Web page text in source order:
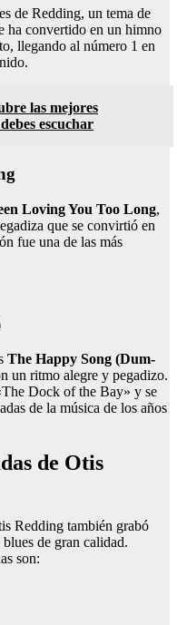
de Redding, un tema de
ha convertido en un himno
llegando al número 1 en
las mejores
escuchar
Loving You Too Long,
que se convirtió en
fue una de las más
The Happy Song (Dum-
un ritmo alegre y pegadizo.
Dock of the Bay» y se
de la música de los años
de Otis
Redding también grabó
de gran calidad.
son: